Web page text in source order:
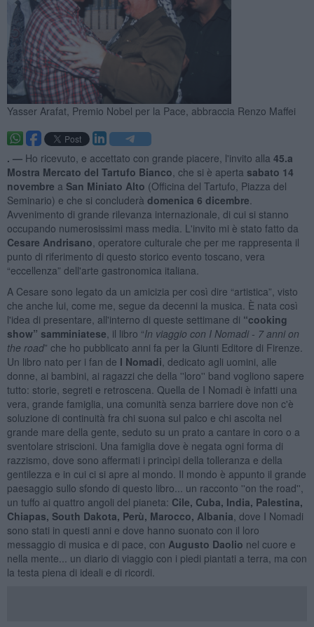
Yasser Arafat, Premio Nobel per la Pace, abbraccia Renzo Maffei
. — Ho ricevuto, e accettato con grande piacere, l'invito alla 45.a
Mostra Mercato del Tartufo Bianco , che si è aperta sabato 14
novembre a San Miniato Alto (Officina del Tartufo, Piazza del
Seminario) e che si concluderà domenica 6 dicembre
Avvenimento di grande rilevanza internazionale, di cui si stanno
occupando numerosissimi mass media. L'invito mi è stato fatto da
Cesare Andrisano , operatore culturale che per me rappresenta il
punto di riferimento di questo storico evento toscano, vera
“eccellenza” dell'arte gastronomica italiana.
A Cesare sono legato da un amicizia per così dire “artistica”, visto
che anche lui, come me, segue da decenni la musica. È nata così
l'idea di presentare, all'interno di queste settimane di “cooking
show” samminiatese , il libro “In viaggio con I Nomadi - 7 anni on
the road” che ho pubblicato anni fa per la Giunti Editore di Firenze.
Un libro nato per i fan de I Nomadi , dedicato agli uomini, alle
donne, ai bambini, ai ragazzi che della ''loro'' band vogliono sapere
tutto: storie, segreti e retroscena. Quella de I Nomadi è infatti una
vera, grande famiglia, una comunità senza barriere dove non c'è
soluzione di continuità fra chi suona sul palco e chi ascolta nel
grande mare della gente, seduto su un prato a cantare in coro o a
sventolare striscioni. Una famiglia dove è negata ogni forma di
razzismo, dove sono affermati i princìpi della tolleranza e della
gentilezza e in cui ci si apre al mondo. Il mondo è appunto il grande
paesaggio sullo sfondo di questo libro... un racconto ''on the road'',
un tuffo ai quattro angoli del pianeta: Cile, Cuba, India, Palestina,
Chiapas, South Dakota, Perù, Marocco, Albania , dove I Nomadi
sono stati in questi anni e dove hanno suonato con il loro
messaggio di musica e di pace, con Augusto Daolio nel cuore e
nella mente... un diario di viaggio con i piedi piantati a terra, ma con
la testa piena di ideali e di ricordi.